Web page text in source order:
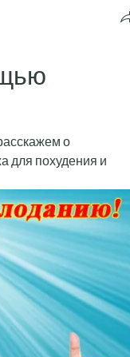
о
для похудения и